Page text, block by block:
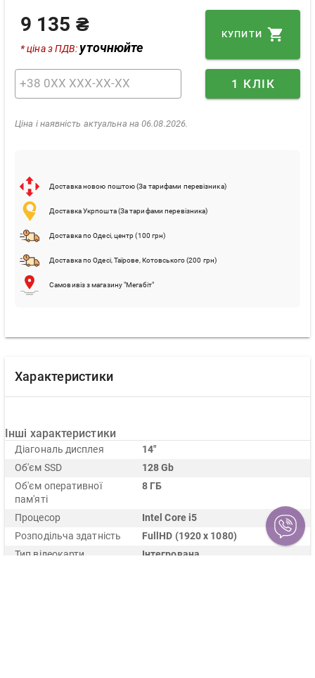
9 135 ₴
* ціна з ПДВ:уточнюйте
КУПИТИ
1 КЛІК
Ціна і наявність актуальна на 06.08.2026.
Доставка новою поштою (За тарифами перевізника)
Доставка Укрпошта (За тарифами перевізника)
Доставка по Одесі, центр (100 грн)
Доставка по Одесі, Таїрове, Котовського (200 грн)
Самовивіз з магазину "Мегабіт"
Характеристики
Інші характеристики
Діагональ дисплея
14"
Об'єм SSD
128 Gb
Об'єм оперативної
пам'яті
8 ГБ
Процесор
Intel Core i5
Розподільча здатність
FullHD (1920 x 1080)
Тип відеокарти
Інтегрована